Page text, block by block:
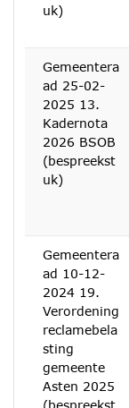
uk)
Gemeentera
ad 25-02-
2025 13.
Kadernota
2026 BSOB
(bespreekst
uk)
Gemeentera
ad 10-12-
2024 19.
Verordening
reclamebela
sting
gemeente
Asten 2025
(bespreekst